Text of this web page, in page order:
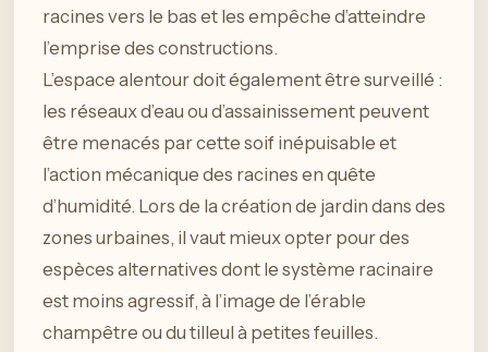
racines vers le bas et les empêche d’atteindre
l’emprise des constructions.
L’espace alentour doit également être surveillé :
les réseaux d’eau ou d’assainissement peuvent
être menacés par cette soif inépuisable et
l’action mécanique des racines en quête
d’humidité. Lors de la création de jardin dans des
zones urbaines, il vaut mieux opter pour des
espèces alternatives dont le système racinaire
est moins agressif, à l’image de l’érable
champêtre ou du tilleul à petites feuilles.